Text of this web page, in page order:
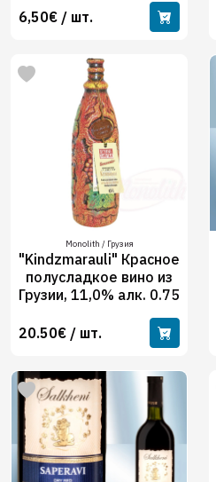
6,50€ / шт.
Monolith / Грузия
"Kindzmarauli" Красное
полусладкое вино из
Грузии, 11,0% алк. 0.75
20.50€ / шт.